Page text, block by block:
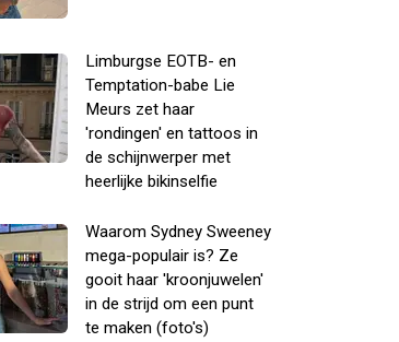
Limburgse EOTB- en
Temptation-babe Lie
Meurs zet haar
'rondingen' en tattoos in
de schijnwerper met
heerlijke bikinselfie
Waarom Sydney Sweeney
mega-populair is? Ze
gooit haar 'kroonjuwelen'
in de strijd om een punt
te maken (foto's)